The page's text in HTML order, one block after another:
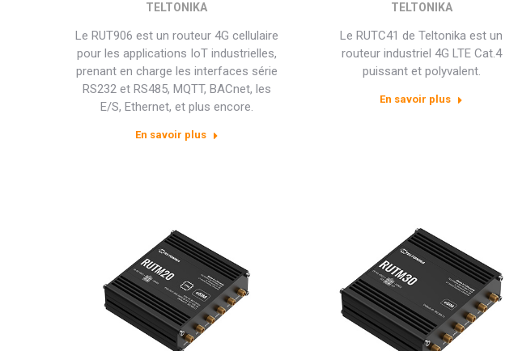
TELTONIKA
Le RUT906 est un routeur 4G cellulaire
pour les applications IoT industrielles,
prenant en charge les interfaces série
RS232 et RS485, MQTT, BACnet, les
E/S, Ethernet, et plus encore.
En savoir plus
TELTONIKA
Le RUTC41 de Teltonika est un
routeur industriel 4G LTE Cat.4
puissant et polyvalent.
En savoir plus